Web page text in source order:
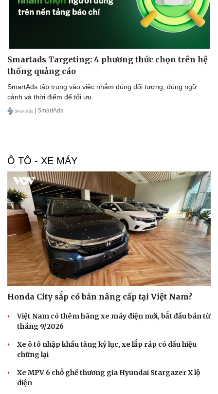
Dinh dưỡng - món ngon
Nam khoa
Làm đẹp - giảm cân
Phòng mạch online
Ăn sạch sống khỏe
Smartads Targeting: 4 phương thức chọn trên hệ
thống quảng cáo
SmartAds tập trung vào việc nhắm đúng đối tượng, đúng ngữ
cảnh và thời điểm để tối ưu.
| SmartAds
Ô TÔ - XE MÁY
Honda City sắp có bản nâng cấp tại Việt Nam?
Việt Nam có thêm hãng xe máy điện mới, bắt đầu bán từ
tháng 9/2026
Xe ô tô nhập khẩu tăng kỷ lục, xe lắp ráp có dấu hiệu
chững lại
Xe MPV 6 chỗ ghế thương gia Hyundai Stargazer X lộ
diện